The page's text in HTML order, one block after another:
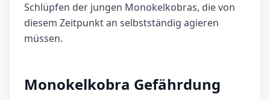
Schlüpfen der jungen Monokelkobras, die von
diesem Zeitpunkt an selbstständig agieren
müssen.
Monokelkobra Gefährdung